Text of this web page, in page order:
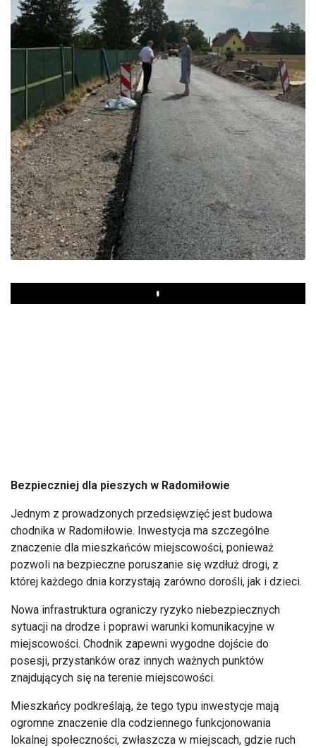
Play
Bezpieczniej dla pieszych w Radomiłowie
Jednym z prowadzonych przedsięwzięć jest budowa
chodnika w Radomiłowie. Inwestycja ma szczególne
znaczenie dla mieszkańców miejscowości, ponieważ
pozwoli na bezpieczne poruszanie się wzdłuż drogi, z
której każdego dnia korzystają zarówno dorośli, jak i dzieci.
Nowa infrastruktura ograniczy ryzyko niebezpiecznych
sytuacji na drodze i poprawi warunki komunikacyjne w
miejscowości. Chodnik zapewni wygodne dojście do
posesji, przystanków oraz innych ważnych punktów
znajdujących się na terenie miejscowości.
Mieszkańcy podkreślają, że tego typu inwestycje mają
ogromne znaczenie dla codziennego funkcjonowania
lokalnej społeczności, zwłaszcza w miejscach, gdzie ruch